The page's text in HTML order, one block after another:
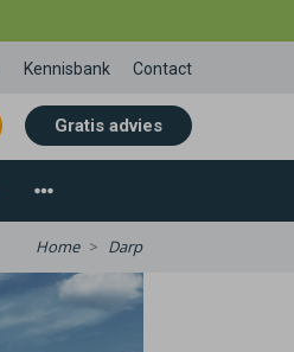
Kennisbank Contact
Gratis advies
Home Darp